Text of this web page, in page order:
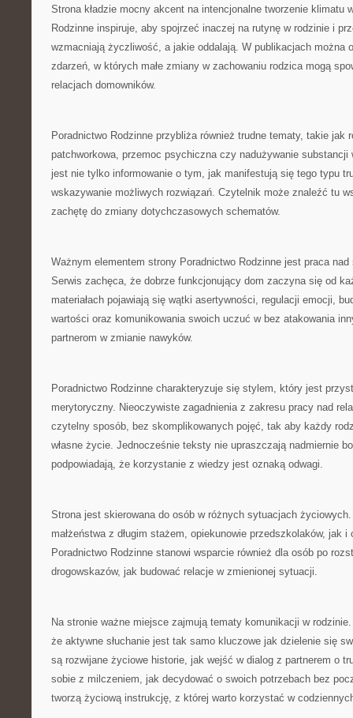
Strona kładzie mocny akcent na intencjonalne tworzenie klimatu
Rodzinne inspiruje, aby spojrzeć inaczej na rutynę w rodzinie i
wzmacniają życzliwość, a jakie oddalają. W publikacjach można
zdarzeń, w których małe zmiany w zachowaniu rodzica mogą
relacjach domowników.
Poradnictwo Rodzinne przybliża również trudne tematy, takie jak
patchworkowa, przemoc psychiczna czy nadużywanie substancji
jest nie tylko informowanie o tym, jak manifestują się tego typu
wskazywanie możliwych rozwiązań. Czytelnik może znaleźć tu
zachętę do zmiany dotychczasowych schematów.
Ważnym elementem strony Poradnictwo Rodzinne jest praca
Serwis zachęca, że dobrze funkcjonujący dom zaczyna się od
materiałach pojawiają się wątki asertywności, regulacji emocji,
wartości oraz komunikowania swoich uczuć w bez atakowania
partnerom w zmianie nawyków.
Poradnictwo Rodzinne charakteryzuje się stylem, który jest
merytoryczny. Nieoczywiste zagadnienia z zakresu pracy nad
czytelny sposób, bez skomplikowanych pojęć, tak aby każdy
własne życie. Jednocześnie teksty nie upraszczają nadmiernie
podpowiadają, że korzystanie z wiedzy jest oznaką odwagi.
Strona jest skierowana do osób w różnych sytuacjach życiowych.
małżeństwa z długim stażem, opiekunowie przedszkolaków, jak i
Poradnictwo Rodzinne stanowi wsparcie również dla osób po
drogowskazów, jak budować relacje w zmienionej sytuacji.
Na stronie ważne miejsce zajmują tematy komunikacji w
że aktywne słuchanie jest tak samo kluczowe jak dzielenie się
są rozwijane życiowe historie, jak wejść w dialog z partnerem o
sobie z milczeniem, jak decydować o swoich potrzebach bez
tworzą życiową instrukcję, z której warto korzystać w